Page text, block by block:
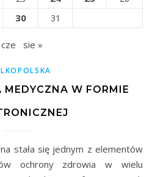
30 31
sie »
MEDYCZNA W FORMIE
ochrony zdrowia w wielu